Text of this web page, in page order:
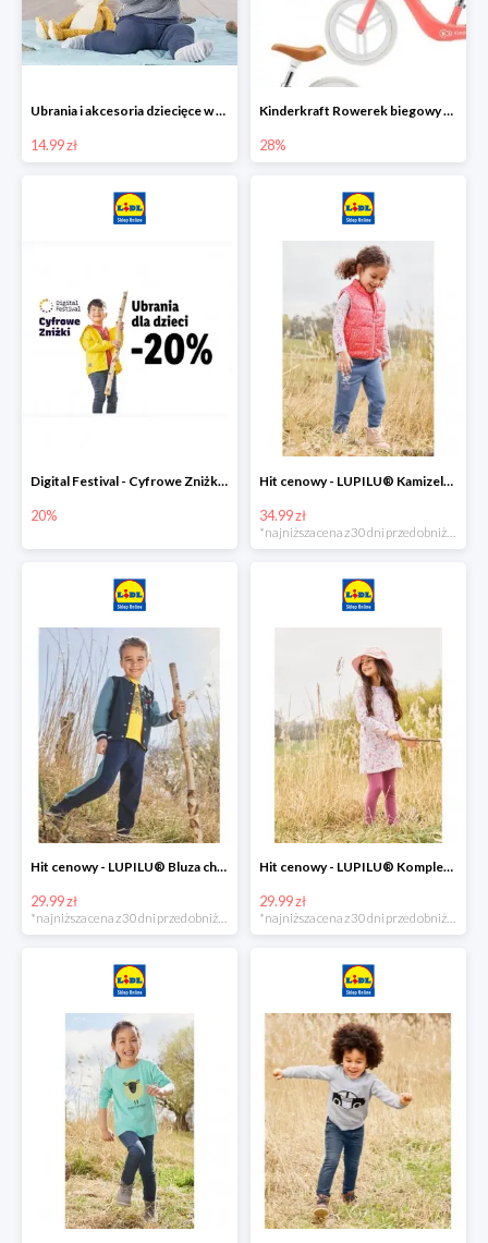
Ubrania i akcesoria dziecięce w Lidlu Online od 14,99 zł
14.99 zł
Kinderkraft Rowerek biegowy Fly
28%
Digital Festival - Cyfrowe Zniżki Ubrania dla dzieci w Lidlu -20%
20%
Hit cenowy - LUPILU® Kamizelka pikowana dziewczęca
34.99 zł
Hit cenowy - LUPILU® Bluza chłopięca w stylu college
29.99 zł
*najniższa cena z 30 dni przed obniżką
Hit cenowy - LUPILU® Komplet dziewczęcy (sukienka + legginsy)
29.99 zł
*najniższa cena z 30 dni przed obniżką